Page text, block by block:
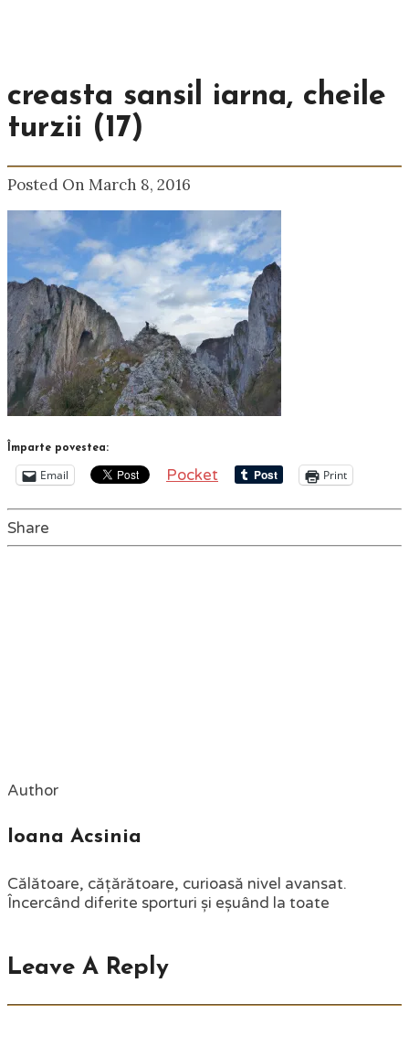
creasta sansil iarna, cheile
turzii (17)
Posted On March 8, 2016
Împarte povestea:
Email Pocket Print
Share
Author
Ioana Acsinia
Călătoare, cățărătoare, curioasă nivel avansat.
Încercând diferite sporturi și eșuând la toate
Leave A Reply